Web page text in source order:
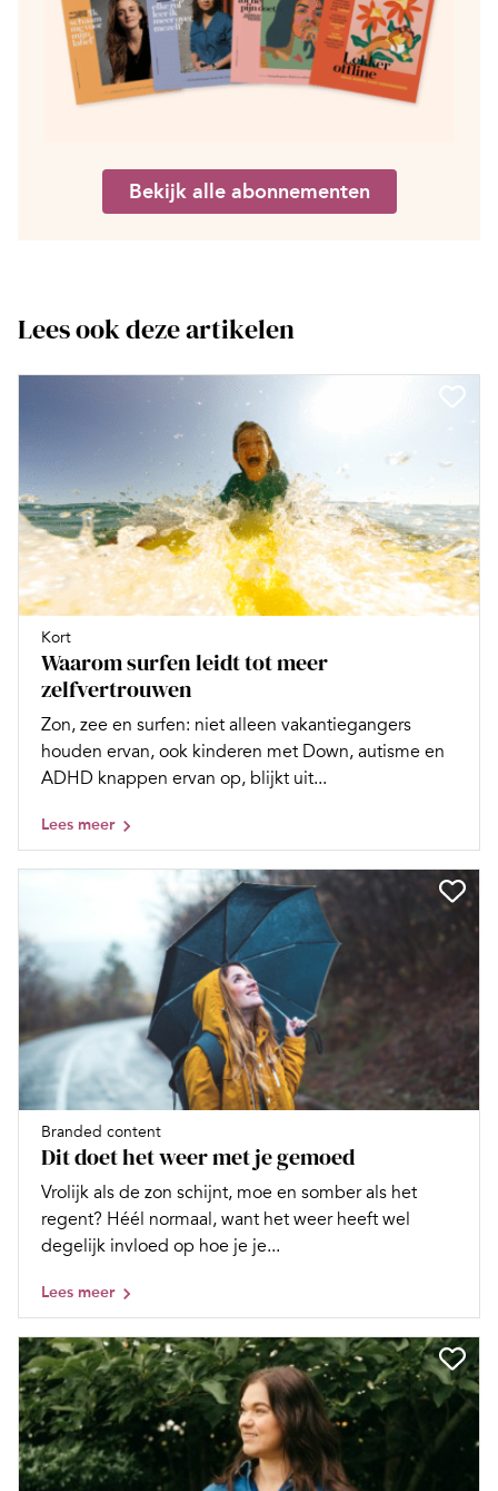
Bekijk alle abonnementen
Lees ook deze artikelen
Kort
Waarom surfen leidt tot meer
zelfvertrouwen
Zon, zee en surfen: niet alleen vakantiegangers
houden ervan, ook kinderen met Down, autisme en
ADHD knappen ervan op, blijkt uit...
Lees meer
Branded content
Dit doet het weer met je gemoed
Vrolijk als de zon schijnt, moe en somber als het
regent? Héél normaal, want het weer heeft wel
degelijk invloed op hoe je je...
Lees meer